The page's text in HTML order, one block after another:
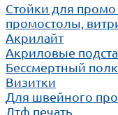
Cтойки для
промостолы,
Акрилайт
Акриловые
Бессмертный полк
Визитки
Для швейного
Дтф печать